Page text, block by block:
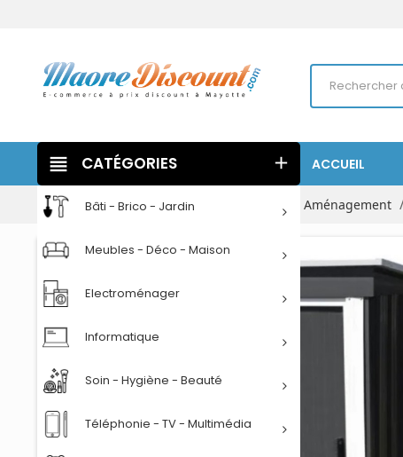
ACCUEIL
view_headline CATÉGORIES add
Bâti - Brico - Jardin
Meubles - Déco - Maison
Electroménager
Informatique
Soin - Hygiène - Beauté
Téléphonie - TV - Multimédia
Accueil Bâti - Brico - Jardin Aménagement